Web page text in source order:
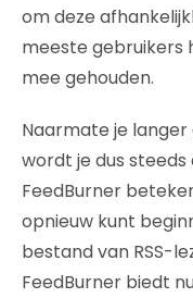
om deze
meeste gebruikers
mee gehouden.
Naarmate je
wordt je dus
FeedBurner
opnieuw kunt
bestand van RSS-
FeedBurner biedt